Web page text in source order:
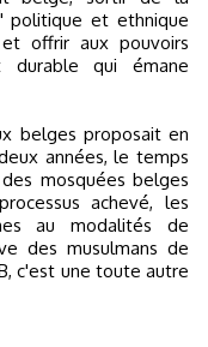
politique et ethnique
offrir aux pouvoirs
durable qui émane
belges proposait en
années, le temps
mosquées belges
achevé, les
au modalités de
des musulmans de
c'est une toute autre